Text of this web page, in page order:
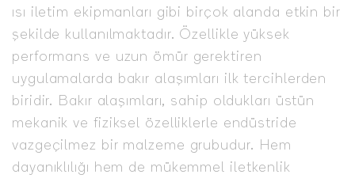
ısı iletim ekipmanları gibi birçok alanda etkin bir
şekilde kullanılmaktadır. Özellikle yüksek
performans ve uzun ömür gerektiren
uygulamalarda bakır alaşımları ilk tercihlerden
biridir. Bakır alaşımları, sahip oldukları üstün
mekanik ve fiziksel özelliklerle endüstride
vazgeçilmez bir malzeme grubudur. Hem
dayanıklılığı hem de mükemmel iletkenlik